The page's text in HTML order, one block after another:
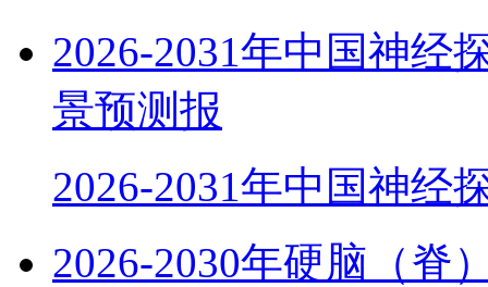
2026-2031年中国神经
景预测报
2026-2031年中国神经
2026-2030年硬脑（脊